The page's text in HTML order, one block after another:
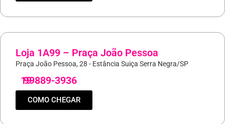
Loja 1A99 – Praça João Pessoa
Praça João Pessoa, 28 - Estância Suiça Serra Negra/SP
19
99889-3936
COMO CHEGAR